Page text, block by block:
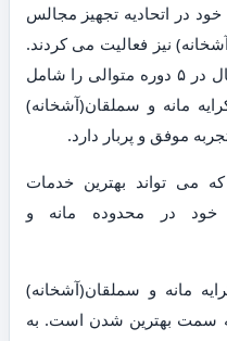
در اتحادیه تجهیز مجالس
نیز فعالیت می کردند.
فعالیت ایشان در این اتحادیه ۲۵ سال در ۵ دوره متوالی را شامل
مانه و سملقان(آشخانه)
موفق و پربار دارد.
می تواند بهترین خدمات
در محدوده مانه و
مانه و سملقان(آشخانه)
سمت بهترین شدن است. به